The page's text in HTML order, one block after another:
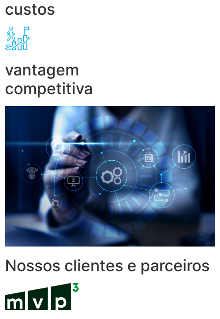
custos
vantagem
competitiva
Nossos clientes e parceiros